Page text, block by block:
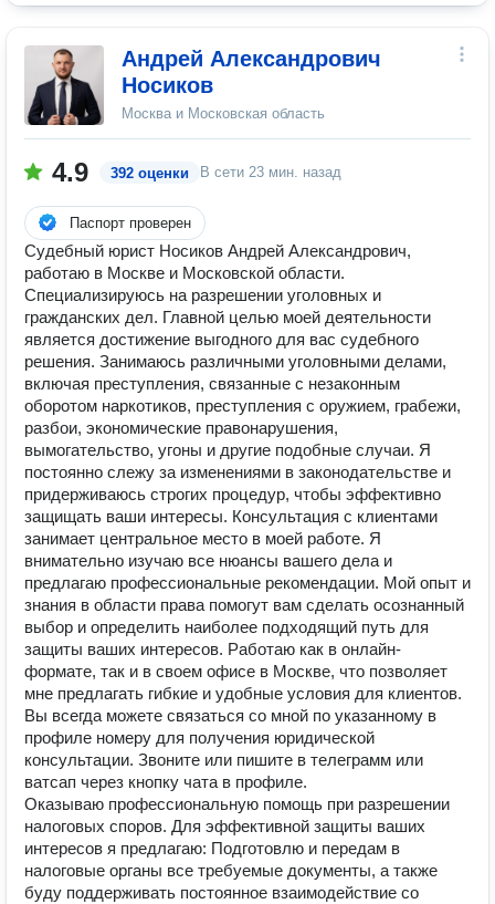
Андрей Александрович
Носиков
Москва и Московская область
4.9 392 оценки В сети 23 мин. назад
Паспорт проверен
Судебный юрист Носиков Андрей Александрович,
работаю в Москве и Московской области.
Специализируюсь на разрешении уголовных и
гражданских дел. Главной целью моей деятельности
является достижение выгодного для вас судебного
решения. Занимаюсь различными уголовными делами,
включая преступления, связанные с незаконным
оборотом наркотиков, преступления с оружием, грабежи,
разбои, экономические правонарушения,
вымогательство, угоны и другие подобные случаи. Я
постоянно слежу за изменениями в законодательстве и
придерживаюсь строгих процедур, чтобы эффективно
защищать ваши интересы. Консультация с клиентами
занимает центральное место в моей работе. Я
внимательно изучаю все нюансы вашего дела и
предлагаю профессиональные рекомендации. Мой опыт и
знания в области права помогут вам сделать осознанный
выбор и определить наиболее подходящий путь для
защиты ваших интересов. Работаю как в онлайн-
формате, так и в своем офисе в Москве, что позволяет
мне предлагать гибкие и удобные условия для клиентов.
Вы всегда можете связаться со мной по указанному в
профиле номеру для получения юридической
консультации. Звоните или пишите в телеграмм или
ватсап через кнопку чата в профиле.
Оказываю профессиональную помощь при разрешении
налоговых споров. Для эффективной защиты ваших
интересов я предлагаю: Подготовлю и передам в
налоговые органы все требуемые документы, а также
буду поддерживать постоянное взаимодействие со